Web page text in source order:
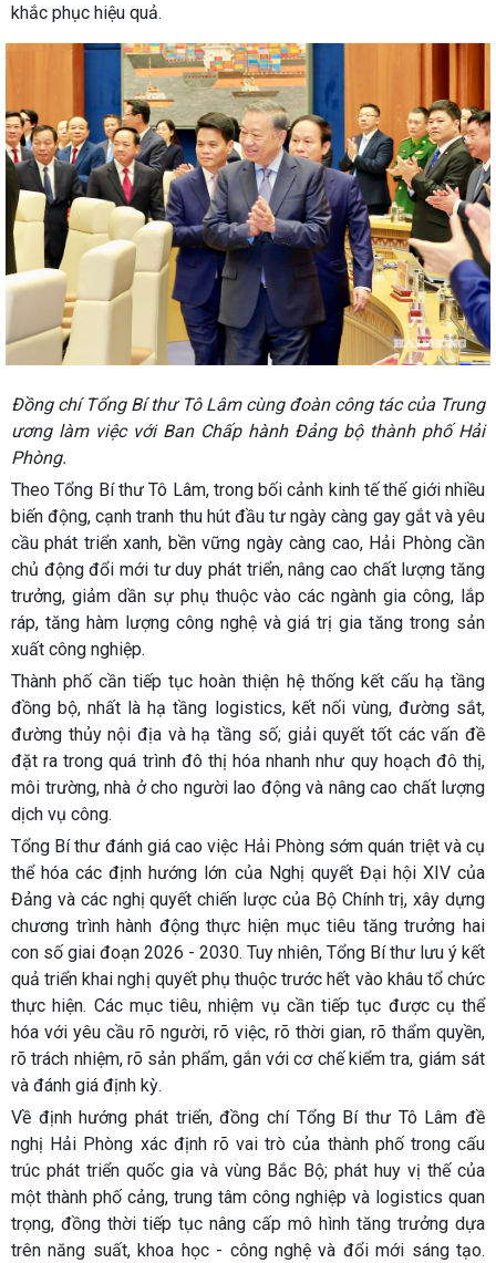
khắc phục hiệu quả.
Đồng chí Tổng Bí thư Tô Lâm cùng đoàn công tác của Trung
ương làm việc với Ban Chấp hành Đảng bộ thành phố Hải
Phòng.
Theo Tổng Bí thư Tô Lâm, trong bối cảnh kinh tế thế giới nhiều
biến động, cạnh tranh thu hút đầu tư ngày càng gay gắt và yêu
cầu phát triển xanh, bền vững ngày càng cao, Hải Phòng cần
chủ động đổi mới tư duy phát triển, nâng cao chất lượng tăng
trưởng, giảm dần sự phụ thuộc vào các ngành gia công, lắp
ráp, tăng hàm lượng công nghệ và giá trị gia tăng trong sản
xuất công nghiệp.
Thành phố cần tiếp tục hoàn thiện hệ thống kết cấu hạ tầng
đồng bộ, nhất là hạ tầng logistics, kết nối vùng, đường sắt,
đường thủy nội địa và hạ tầng số; giải quyết tốt các vấn đề
đặt ra trong quá trình đô thị hóa nhanh như quy hoạch đô thị,
môi trường, nhà ở cho người lao động và nâng cao chất lượng
dịch vụ công.
Tổng Bí thư đánh giá cao việc Hải Phòng sớm quán triệt và cụ
thể hóa các định hướng lớn của Nghị quyết Đại hội XIV của
Đảng và các nghị quyết chiến lược của Bộ Chính trị, xây dựng
chương trình hành động thực hiện mục tiêu tăng trưởng hai
con số giai đoạn 2026 - 2030. Tuy nhiên, Tổng Bí thư lưu ý kết
quả triển khai nghị quyết phụ thuộc trước hết vào khâu tổ chức
thực hiện. Các mục tiêu, nhiệm vụ cần tiếp tục được cụ thể
hóa với yêu cầu rõ người, rõ việc, rõ thời gian, rõ thẩm quyền,
rõ trách nhiệm, rõ sản phẩm, gắn với cơ chế kiểm tra, giám sát
và đánh giá định kỳ.
Về định hướng phát triển, đồng chí Tổng Bí thư Tô Lâm đề
nghị Hải Phòng xác định rõ vai trò của thành phố trong cấu
trúc phát triển quốc gia và vùng Bắc Bộ; phát huy vị thế của
một thành phố cảng, trung tâm công nghiệp và logistics quan
trọng, đồng thời tiếp tục nâng cấp mô hình tăng trưởng dựa
trên năng suất, khoa học - công nghệ và đổi mới sáng tạo.